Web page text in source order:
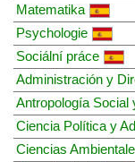
Matematika
Psychologie
Sociální práce
Administración y
Antropología Social
Ciencia Política y
Ciencias